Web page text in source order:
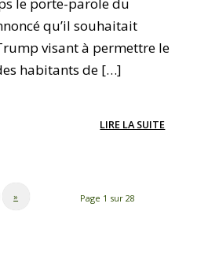
le porte-parole du
qu’il souhaitait
visant à permettre le
habitants de […]
LIRE LA SUITE
Page 1 sur 28
»